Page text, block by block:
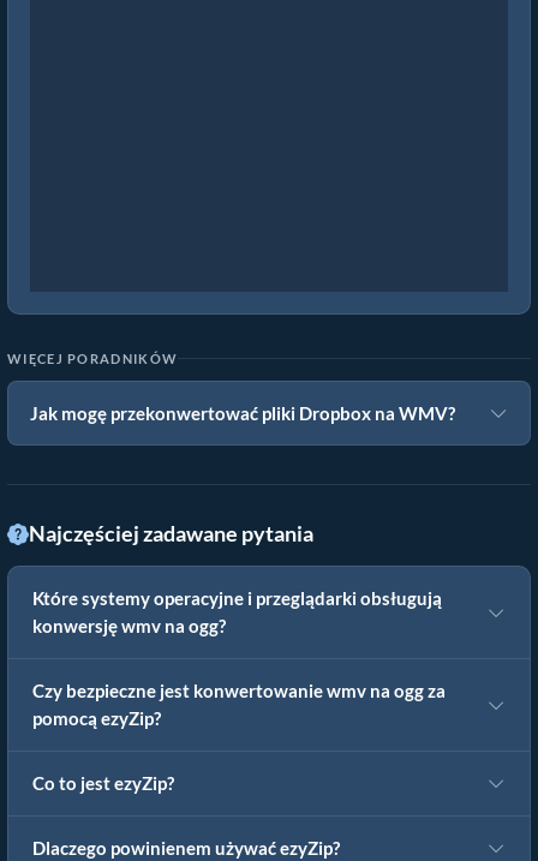
WIĘCEJ PORADNIKÓW
Jak mogę przekonwertować pliki Dropbox na WMV?
Najczęściej zadawane pytania
Które systemy operacyjne i przeglądarki obsługują
konwersję wmv na ogg?
Czy bezpieczne jest konwertowanie wmv na ogg za
pomocą ezyZip?
Co to jest ezyZip?
Dlaczego powinienem używać ezyZip?